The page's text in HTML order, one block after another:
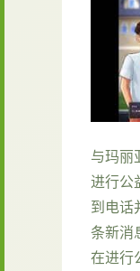
与玛丽
进行公
到电话
条新消
在进行